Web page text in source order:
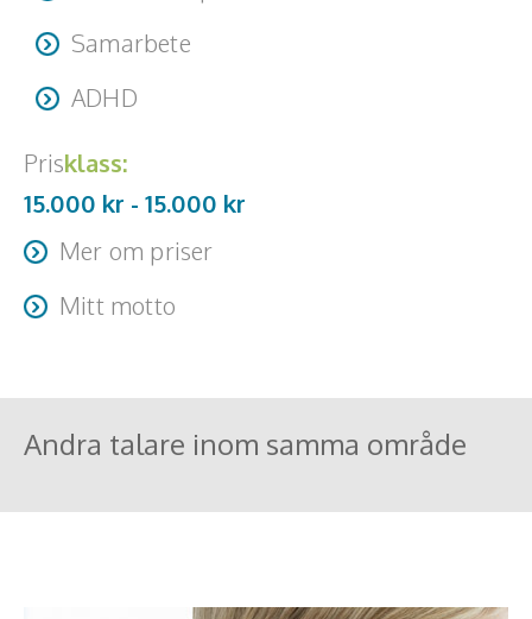
Samarbete
ADHD
Prisklass:
15.000 kr - 15.000 kr
Mer om priser
Går även ett biljetter sålda upplägg Resa + logi
tillkommer och betalas i förskott
Mitt motto
drömpraktikplatser
Andra talare inom samma område